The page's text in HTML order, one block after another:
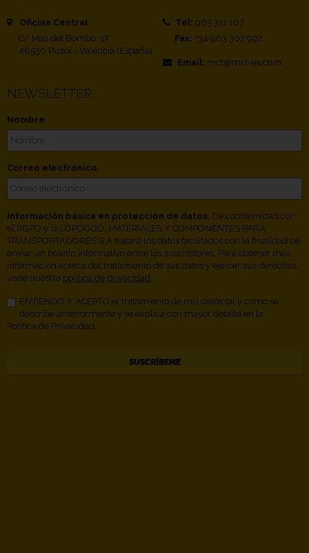
Oficina Central
C/ Mas del Bombo, 17
46530 Puzol - Valencia (España)
Tel: 963 311 107
Fax: +34 963 307 992
Email: mct@mct-es.com
NEWSLETTER
Nombre
Correo electrónico
Información básica en protección de datos . De conformidad con
el RGPD y la LOPDGDD, MATERIALES Y COMPONENTES PARA
TRANSPORTADORES S.A tratará los datos facilitados con la finalidad de
enviar un boletín informativo entre los suscriptores. Para obtener más
información acerca del tratamiento de sus datos y ejercer sus derechos,
visite nuestra política de privacidad.
ENTIENDO Y ACEPTO el tratamiento de mis datos tal y como se
describe anteriormente y se explica con mayor detalle en la
Política de Privacidad.